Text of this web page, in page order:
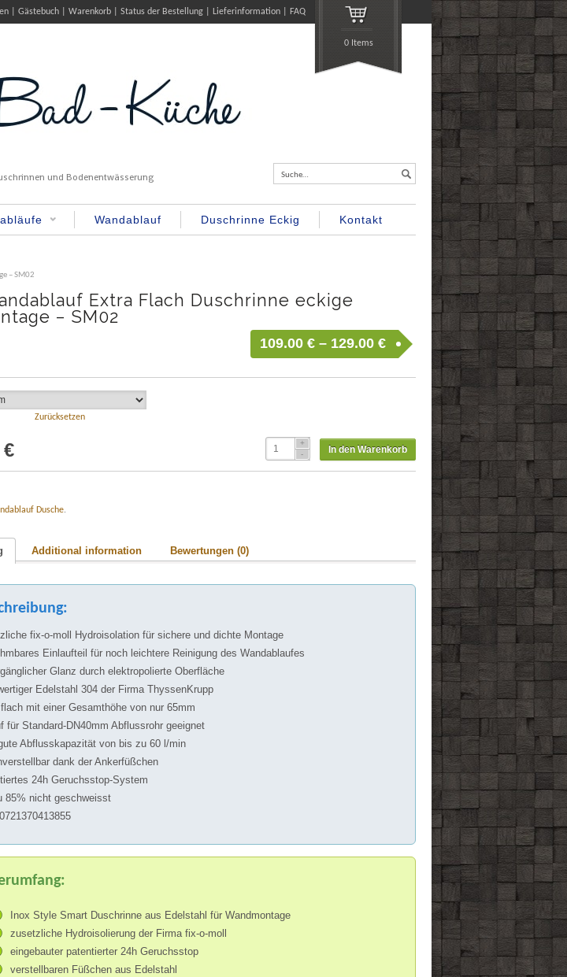
Gästebuch Warenkorb Status der Bestellung Lieferinformation FAQ
0 Items
und Bodenentwässerung Suche…
Wandablauf Duschrinne Eckig Kontakt
– SM02
Extra Flach Duschrinne eckige
– SM02
109.00 €– 129.00 €
Zurücksetzen
€ In den Warenkorb
Dusche.
Additional information Bewertungen (0)
fix-o-moll Hydroisolation für sichere und dichte Montage
Einlaufteil für noch leichtere Reinigung des Wandablaufes
Glanz durch elektropolierte Oberfläche
Edelstahl 304 der Firma ThyssenKrupp
mit einer Gesamthöhe von nur 65mm
für Standard-DN40mm Abflussrohr geeignet
Abflusskapazität von bis zu 60 l/min
dank der Ankerfüßchen
24h Geruchsstop-System
85% nicht geschweisst
Inox Style Smart Duschrinne aus Edelstahl für Wandmontage
zusetzliche Hydroisolierung der Firma fix-o-moll
eingebauter patentierter 24h Geruchsstop
verstellbaren Füßchen aus Edelstahl